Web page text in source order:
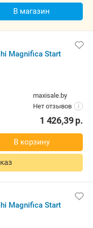
В магазин
Magnifica Start
maxisale.by
Нет отзывов
i
1 426,39р.
В корзину
Magnifica Start